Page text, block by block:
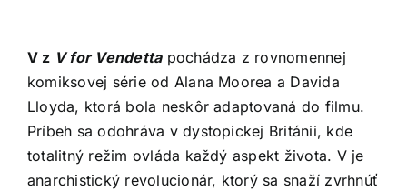
V z V for Vendettapochádza z rovnomennej
komiksovej série od Alana Moorea a Davida
Lloyda, ktorá bola neskôr adaptovaná do filmu.
Príbeh sa odohráva v dystopickej Británii, kde
totalitný režim ovláda každý aspekt života. V je
anarchistický revolucionár, ktorý sa snaží zvrhnúť